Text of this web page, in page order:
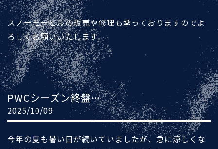
スノーモービルの販売や修理も承っておりますのでよ
ろしくお願いいたします。
PWCシーズン終盤…
2025/10/09
今年の夏も暑い日が続いていましたが、急に涼しくな